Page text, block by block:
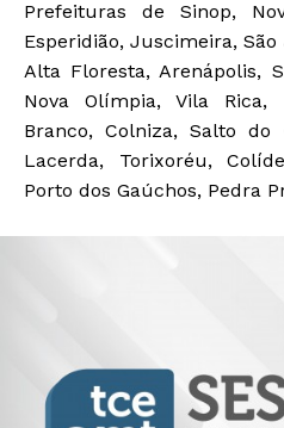
Prefeituras de Sinop,
Esperidião, Juscimeira,
Alta Floresta, Arenápolis,
Nova Olímpia, Vila
Branco, Colniza, Salto do
Lacerda, Torixoréu,
Porto dos Gaúchos, Pedra